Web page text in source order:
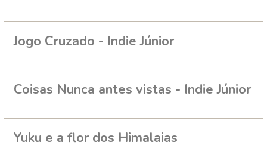
Jogo Cruzado - Indie Júnior
Coisas Nunca antes vistas - Indie Júnior
Yuku e a flor dos Himalaias